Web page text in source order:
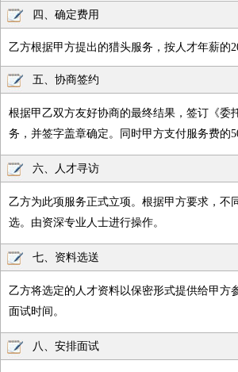
四、确定费用
乙方根据甲方提出的猎头服务，按人才年薪的
五、协商签约
根据甲乙双方友好协商的最终结果，签订《委
务，并签字盖章确定。同时甲方支付服务费的
六、人才寻访
乙方为此项服务正式立项。根据甲方要求，不
选。由资深专业人士进行操作。
七、资料选送
乙方将选定的人才资料以保密形式提供给甲方
面试时间。
八、安排面试